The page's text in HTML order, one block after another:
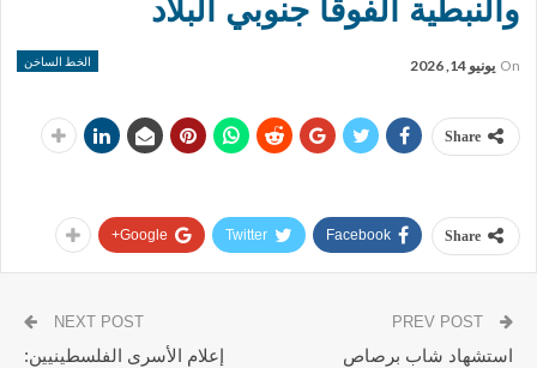
والنبطية الفوقا جنوبي البلاد
الخط الساخن On يونيو 14, 2026
Share
Share
Facebook
Twitter
Google+
استشهاد شاب برصاص
NEXT POST
إعلام الأسرى الفلسطينيين: